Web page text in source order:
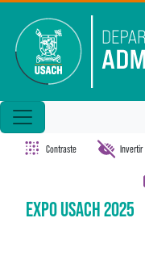
Contraste Invertir
EXPO USACH 2025